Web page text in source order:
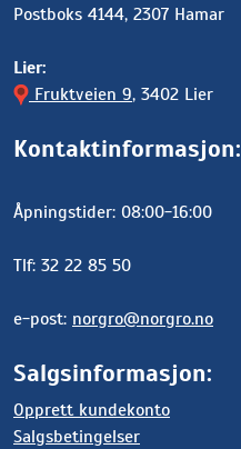
Postboks 4144, 2307 Hamar
Lier:
Fruktveien 9, 3402 Lier
Kontaktinformasjon:
Åpningstider: 08:00-16:00
Tlf: 32 22 85 50
e-post: norgro@norgro.no
Salgsinformasjon:
Opprett kundekonto
Salgsbetingelser